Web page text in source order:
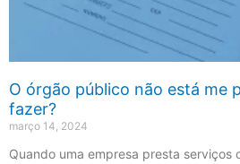
O órgão público não está me
fazer?
março 14, 2024
Quando uma empresa presta serviços